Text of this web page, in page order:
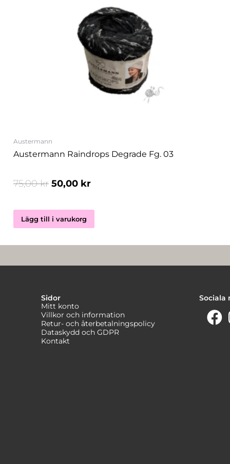
Austermann
Austermann Raindrops Degrade Fg. 03
75,00kr
75,00 kr.
50,00 kr
är:
50,00 kr.
Lägg till i varukorg
Sidor
Mitt konto
Villkor och information
Retur- och återbetalningspolicy
Dataskydd och GDPR
Kontakt
Sociala